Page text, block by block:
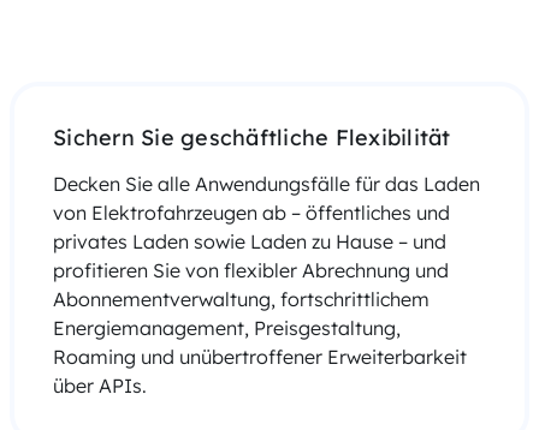
Sichern Sie geschäftliche Flexibilität
Decken Sie alle Anwendungsfälle für das Laden
von Elektrofahrzeugen ab – öffentliches und
privates Laden sowie Laden zu Hause – und
profitieren Sie von flexibler Abrechnung und
Abonnementverwaltung, fortschrittlichem
Energiemanagement, Preisgestaltung,
Roaming und unübertroffener Erweiterbarkeit
über APIs.